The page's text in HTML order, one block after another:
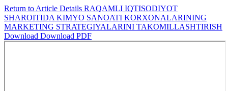
Return to Article Details RAQAMLI IQTISODIYOT
SHAROITIDA KIMYO SANOATI KORXONALARINING
MARKETING STRATEGIYALARINI TAKOMILLASHTIRISH
Download Download PDF